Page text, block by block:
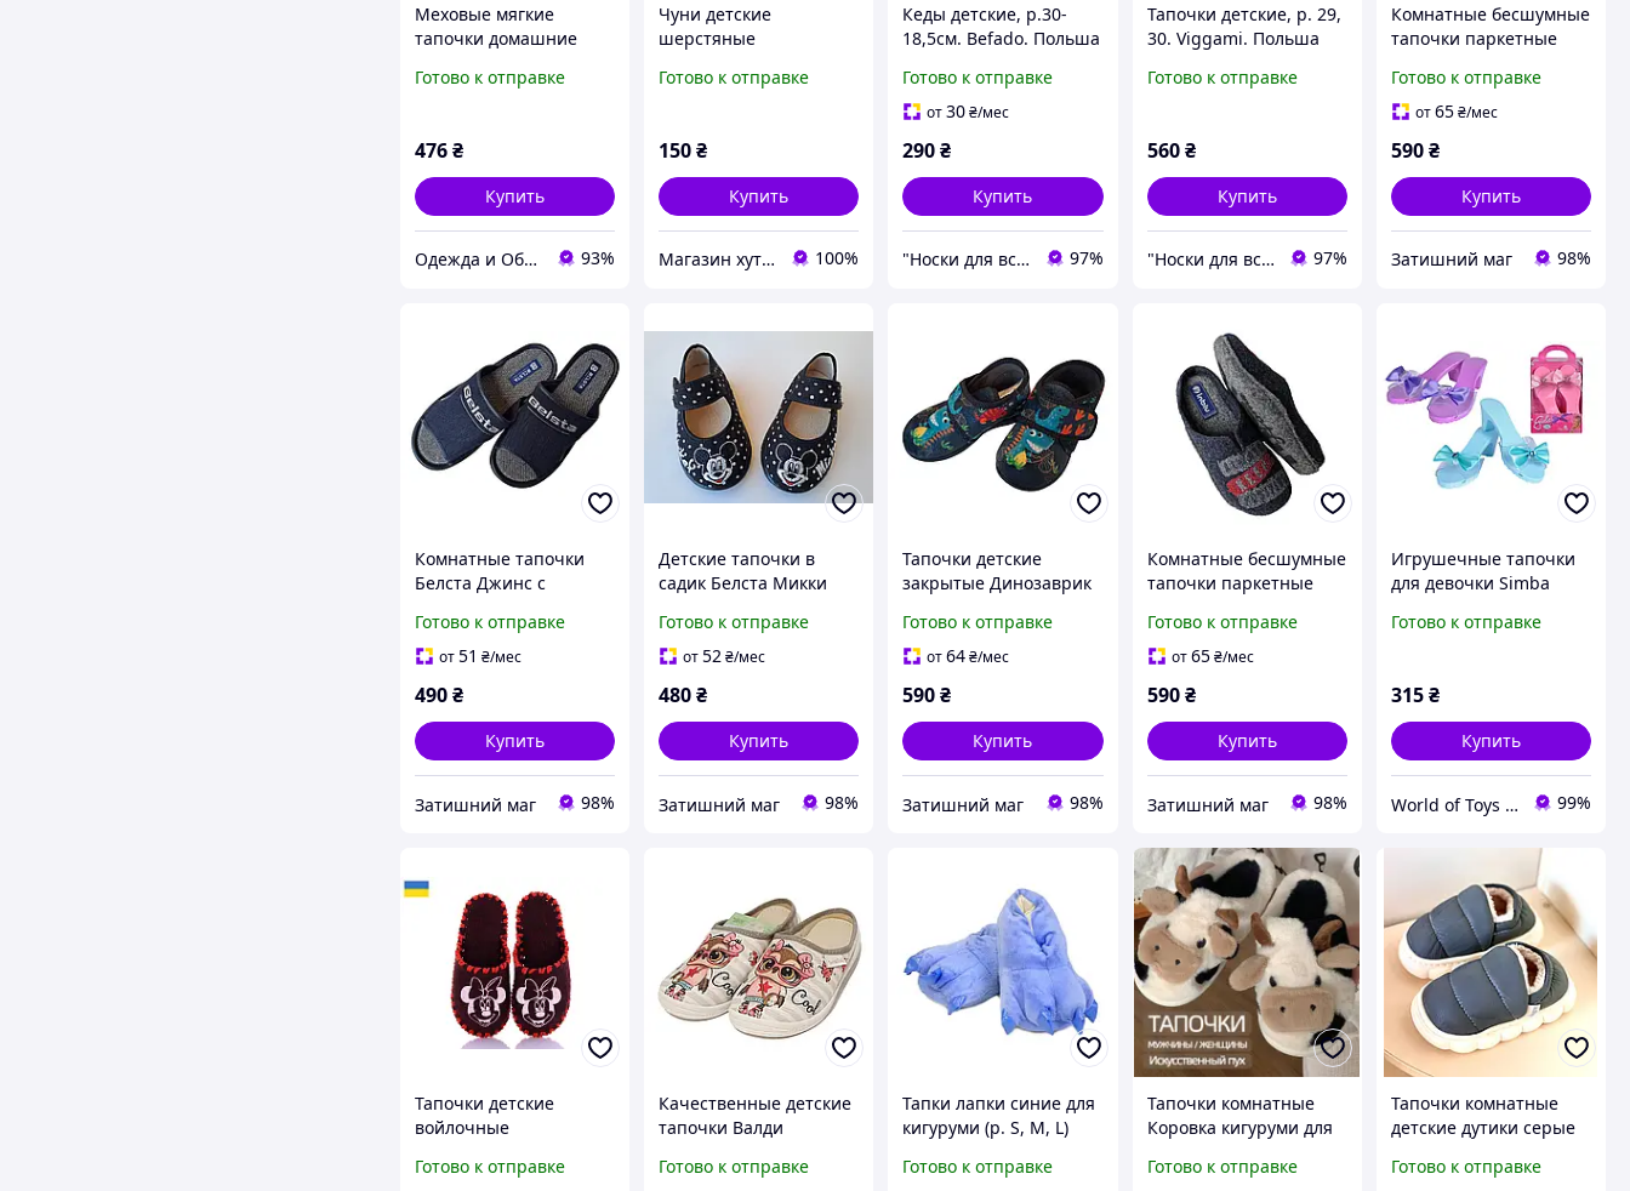
Меховые мягкие
тапочки домашние
разные цвета размер
Готово к отправке
476₴
Купить
Одежда и Обувь по Жизни 93%
Чуни детские
шерстяные
Готово к отправке
150₴
Купить
Магазин хутряних виробів 100%
Кеды детские, р.30-
18,5см. Befado. Польша
Готово к отправке
от30₴/мес
290₴
Купить
"Носки для всієї сім'ї, одяг, взуття та інші товари" 97%
Тапочки детские, р. 29,
30. Viggami. Польша
Готово к отправке
560 ₴
Купить
"Носки для всієї сім'ї, одяг, взуття та інші товари" 97%
Комнатные бесшумные
тапочки паркетные
38
Готово к отправке
от65₴/мес
590₴
Купить
Затишний маг 98%
Комнатные тапочки
Белста Джинс с
боковушками синие 36
Готово к отправке
от51 ₴/мес
490₴
Купить
Затишний маг 98%
Детские тапочки в
садик Белста Микки
Готово к отправке
от52₴/мес
480₴
Купить
Затишний маг 98%
Тапочки детские
закрытые Динозаврик
Готово к отправке
от64₴/мес
590₴
Купить
Затишний маг 98%
Комнатные бесшумные
тапочки паркетные
Готово к отправке
от65 ₴/мес
590 ₴
Купить
Затишний маг 98%
Игрушечные тапочки
для девочки Simba
(5562435)
Готово к отправке
315₴
Купить
World of Toys - Интернет Магазин Игрушек 99%
Тапочки детские
войлочные
Готово к отправке
Качественные детские
тапочки Валди
Готово к отправке
Тапки лапки синие для
кигуруми (р. S, M, L)
Готово к отправке
Тапочки комнатные
Коровка кигуруми для
Тапки плюшевые
Готово к отправке
Тапочки комнатные
детские дутики серые
подошва пена для
Готово к отправке